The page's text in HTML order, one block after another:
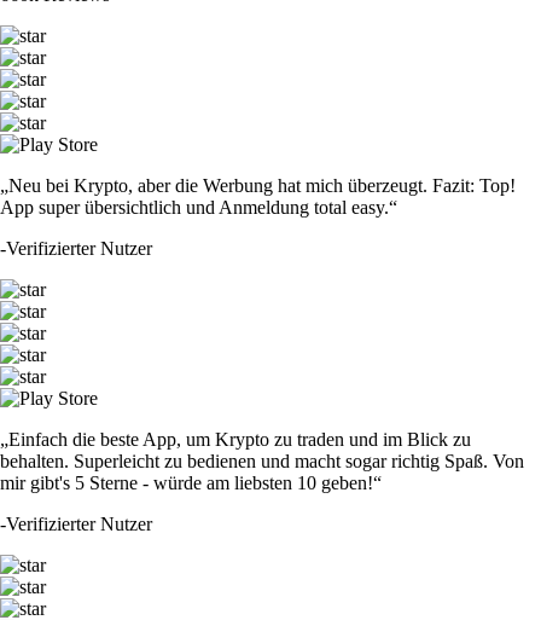
„Neu bei Krypto, aber die Werbung hat mich überzeugt. Fazit: Top!
App super übersichtlich und Anmeldung total easy.“
-Verifizierter Nutzer
„Einfach die beste App, um Krypto zu traden und im Blick zu
behalten. Superleicht zu bedienen und macht sogar richtig Spaß. Von
mir gibt's 5 Sterne - würde am liebsten 10 geben!“
-Verifizierter Nutzer